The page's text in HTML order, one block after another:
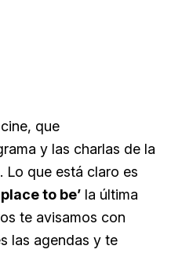
que
y las charlas de la
Lo que está claro es
place to be’ la última
te avisamos con
las agendas y te